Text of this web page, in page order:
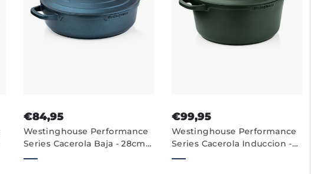
€84,95
Westinghouse Performance
Series Cacerola Baja - 28cm
Cazuelas Induccion - Azul
€99,95
Westinghouse Performance
Series Cacerola Induccion -
28cm Cazuela Antiadherente